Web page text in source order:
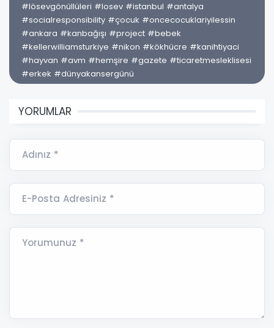
#lösevgönüllüleri #losev #istanbul #antalya
#socialresponsibility #çocuk #oncecocuklariyilessin
#ankara #kanbağışı #project #bebek
#kellerwilliamsturkiye #nikon #kökhücre #kanihtiyaci
#hayvan #avm #hemşire #gazete #ticaretmesleklisesi
#erkek #dünyakansergünü
YORUMLAR
Adınız *
E-Posta Adresiniz *
Yorumunuz *